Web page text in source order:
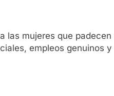
las mujeres que
empleos genuinos